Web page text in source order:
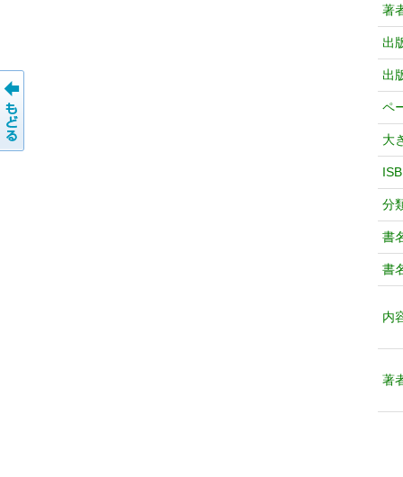
著
出
出
ペ
大
分
書
書
内
著